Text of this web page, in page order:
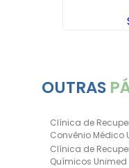
OUTRAS
Clínica de
Convênio Médico
Clínica de
Químicos Unimed